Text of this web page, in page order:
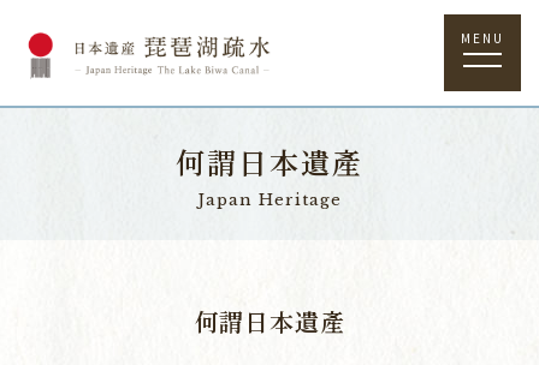
MENU
何謂日本遺產
Japan Heritage
何謂日本遺產